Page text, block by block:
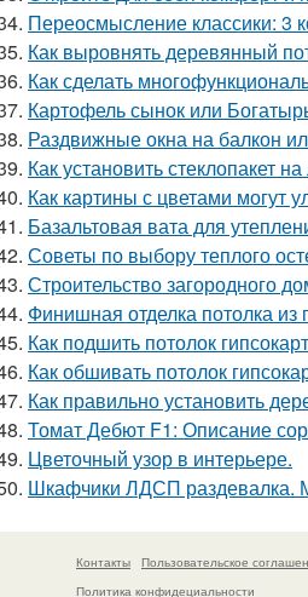
Переосмысление классики: 3
Как выровнять деревянный
Как сделать
Картофель сынок или
Раздвижные окна на балкон
Как установить стеклопакет
Как картины с цветами могут
Базальтовая вата для
Советы по выбору теплого
Строительство загородного
Финишная отделка потолка
Как подшить потолок
Как обшивать потолок
Как правильно установить
Томат Дебют F1: Описание
Цветочный узор в интерьере.
Шкафчики ЛДСП раздевалка.
Контакты
Пользовательское
Политика конфидециальности